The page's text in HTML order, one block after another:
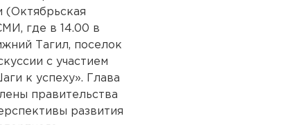
(Октябрьская
где в 14.00 в
Тагил, поселок
с участием
к успеху». Глава
правительства
развития